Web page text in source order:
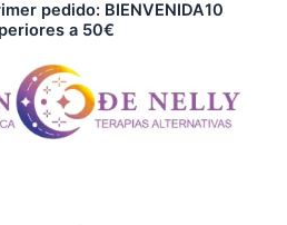
pedido: BIENVENIDA10
a 50€